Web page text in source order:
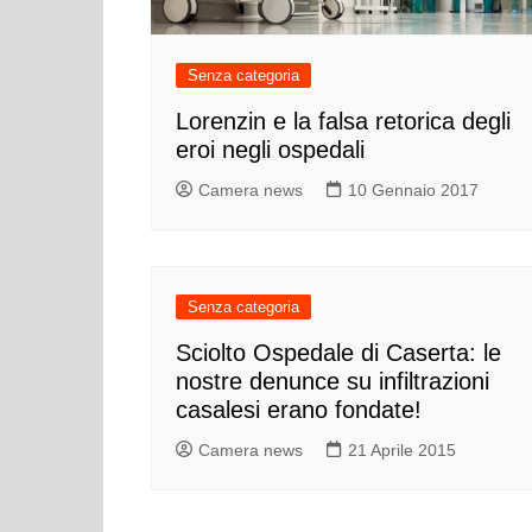
Cultura ed
Finanze e tesoro
Senza categoria
Lorenzin e la falsa retorica degli
eroi negli ospedali
Camera news 10 Gennaio 2017
Senza categoria
Sciolto Ospedale di Caserta: le
nostre denunce su infiltrazioni
casalesi erano fondate!
Camera news 21 Aprile 2015